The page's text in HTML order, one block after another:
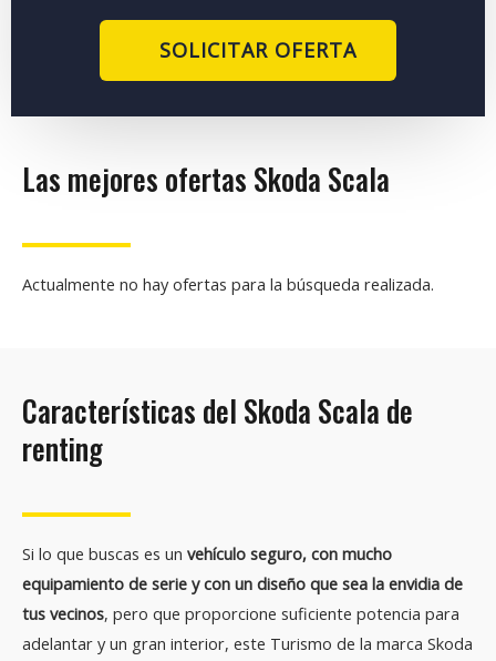
SOLICITAR OFERTA
Las mejores ofertas Skoda Scala
Actualmente no hay ofertas para la búsqueda realizada.
Características del Skoda Scala de
renting
Si lo que buscas es un vehículo seguro, con mucho
equipamiento de serie y con un diseño que sea la envidia de
tus vecinos, pero que proporcione suficiente potencia para
adelantar y un gran interior, este Turismo de la marca Skoda